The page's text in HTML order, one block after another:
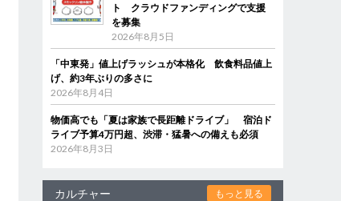
ト クラウドファンディングで支援
を募集
2026年8月5日
「中東発」値上げラッシュが本格化 飲食料品値上
げ、約3年ぶりの多さに
2026年8月4日
物価高でも「夏は家族で長距離ドライブ」 宿泊ド
ライブ予算4万円超、渋滞・猛暑への備えも必須
2026年8月3日
カルチャー もっと見る